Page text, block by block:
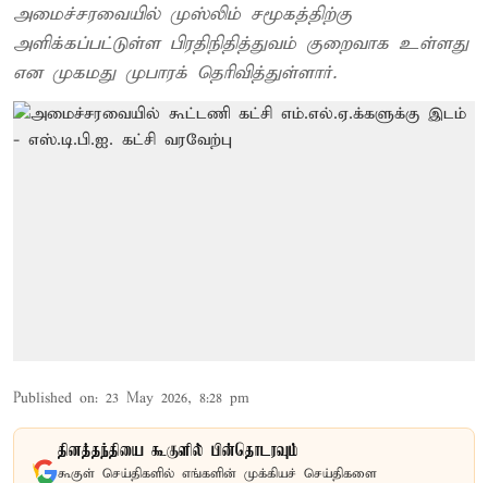
அமைச்சரவையில் முஸ்லிம் சமூகத்திற்கு
அளிக்கப்பட்டுள்ள பிரதிநிதித்துவம் குறைவாக உள்ளது
என முகமது முபாரக் தெரிவித்துள்ளார்.
Published on: 23 May 2026, 8:28 pm
தினத்தந்தியை கூகுளில் பின்தொடரவும்
கூகுள் செய்திகளில் எங்களின் முக்கியச் செய்திகளை